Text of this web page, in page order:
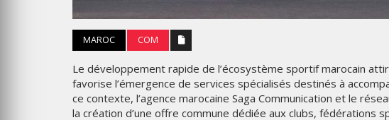
MAROC COM
Le développement rapide de l’écosystème sportif marocain
favorise l’émergence de services spécialisés destinés à
ce contexte, l’agence marocaine Saga Communication et le
la création d’une offre commune dédiée aux clubs, fédérations
UNE
SPIDER-MAN ET BMW
UNISSENT LEURS UNIVERS
DANS UNE CAMPAGNE
INTERNATIONALE AUTOUR DE
LA BMW IX3